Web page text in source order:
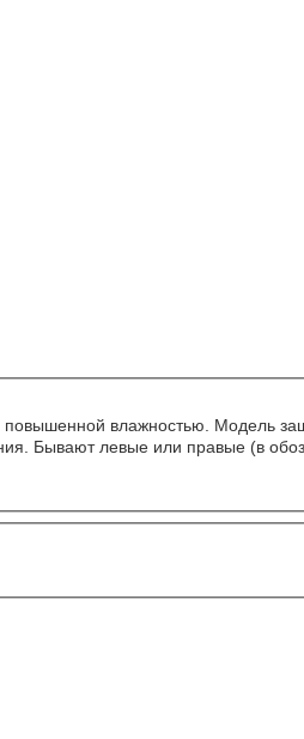
влажностью. Модель
Бывают левые или правые (в